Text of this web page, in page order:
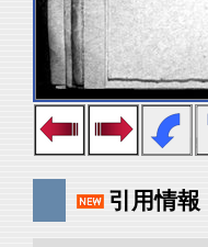
引用情報